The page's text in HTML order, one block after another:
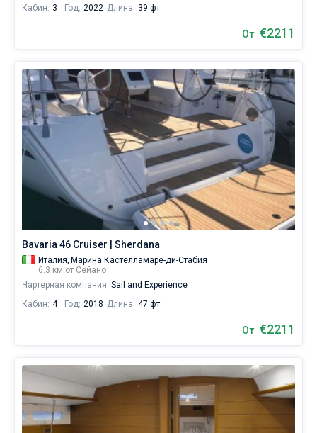
Кабин: 3 Год: 2022 Длина: 39 фт
От €2211
Bavaria 46 Cruiser | Sherdana
Италия, Марина Кастелламаре-ди-Стабия
6.3 км от Сейано
Чартерная компания: Sail and Experience
Кабин: 4 Год: 2018 Длина: 47 фт
От €2211